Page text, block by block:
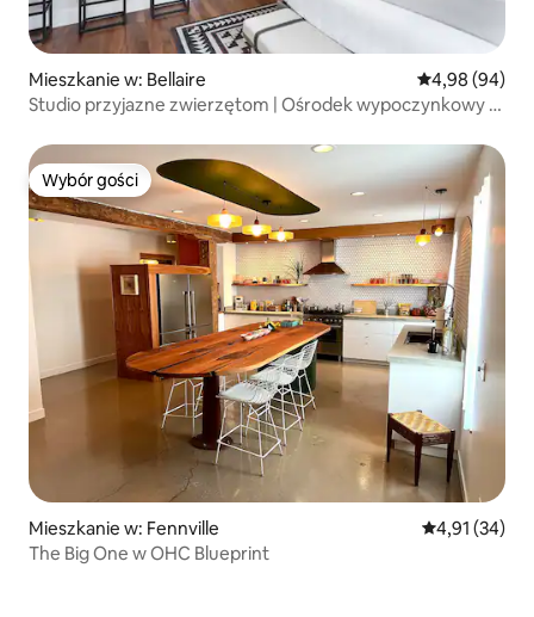
Mieszkanie w: Bellaire Średnia
4,98 (94)
Studio przyjazne zwierzętom | Ośrodek wypoczynkowy |
Wybór gości
Wybór gości
Mieszkanie w: Fennville Średnia
4,91 (34)
The Big One w OHC Blueprint